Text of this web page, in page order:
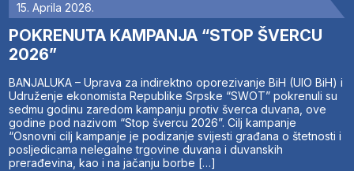
15. Aprila 2026.
POKRENUTA KAMPANJA “STOP ŠVERCU
2026”
BANJALUKA – Uprava za indirektno oporezivanje BiH (UIO BiH) i
Udruženje ekonomista Republike Srpske “SWOT” pokrenuli su
sedmu godinu zaredom kampanju protiv šverca duvana, ove
godine pod nazivom “Stop švercu 2026”. Cilj kampanje
“Osnovni cilj kampanje je podizanje svijesti građana o štetnosti i
posljedicama nelegalne trgovine duvana i duvanskih
prerađevina, kao i na jačanju borbe […]